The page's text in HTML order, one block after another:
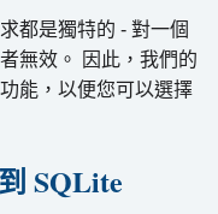
都是獨特的 - 對一個
無效。 因此，我們的
能，以便您可以選擇
SQLite